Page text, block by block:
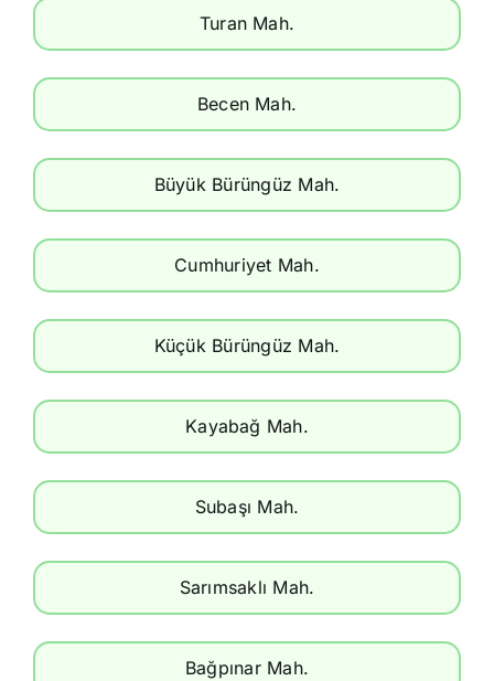
Turan Mah.
Becen Mah.
Büyük Bürüngüz Mah.
Cumhuriyet Mah.
Küçük Bürüngüz Mah.
Kayabağ Mah.
Subaşı Mah.
Sarımsaklı Mah.
Bağpınar Mah.